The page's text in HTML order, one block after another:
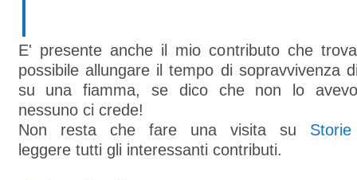
E' presente anche il mio contributo che
possibile allungare il tempo di sopravvivenza
su una fiamma, se dico che non lo
nessuno ci crede!
Non resta che fare una visita su
leggere tutti gli interessanti contributi.